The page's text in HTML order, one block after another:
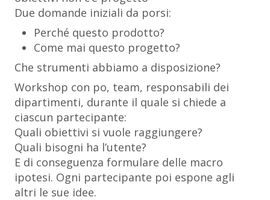
Due domande iniziali da porsi:
Perché questo prodotto?
Come mai questo progetto?
Che strumenti abbiamo a disposizione?
Workshop con po, team, responsabili dei
dipartimenti, durante il quale si chiede a
ciascun partecipante:
Quali obiettivi si vuole raggiungere?
Quali bisogni ha l’utente?
E di conseguenza formulare delle macro
ipotesi. Ogni partecipante poi espone agli
altri le sue idee.